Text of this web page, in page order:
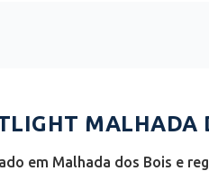
MALHADA
em Malhada dos Bois e